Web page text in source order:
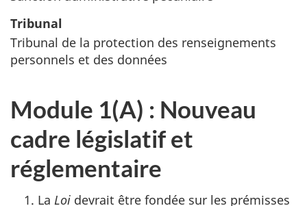
Tribunal
Tribunal de la protection des renseignements
personnels et des données
Module 1(A) : Nouveau
cadre législatif et
réglementaire
La Loi devrait être fondée sur les prémisses